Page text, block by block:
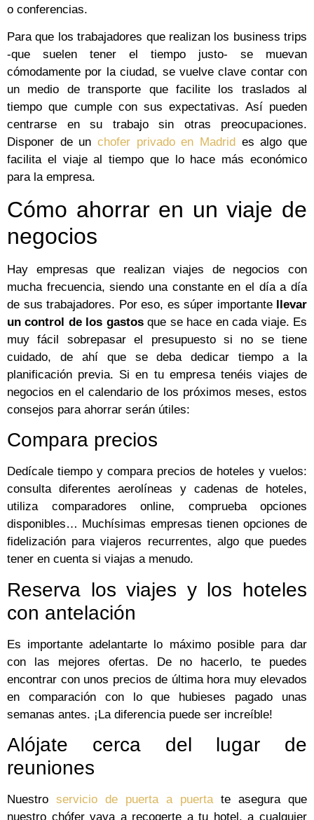
o conferencias.
Para que los trabajadores que realizan los business trips
-que suelen tener el tiempo justo- se muevan
cómodamente por la ciudad, se vuelve clave contar con
un medio de transporte que facilite los traslados al
tiempo que cumple con sus expectativas. Así pueden
centrarse en su trabajo sin otras preocupaciones.
Disponer de un chofer privado en Madrid es algo que
facilita el viaje al tiempo que lo hace más económico
para la empresa.
Cómo ahorrar en un viaje de
negocios
Hay empresas que realizan viajes de negocios con
mucha frecuencia, siendo una constante en el día a día
de sus trabajadores. Por eso, es súper importante llevar
un control de los gastosque se hace en cada viaje. Es
muy fácil sobrepasar el presupuesto si no se tiene
cuidado, de ahí que se deba dedicar tiempo a la
planificación previa. Si en tu empresa tenéis viajes de
negocios en el calendario de los próximos meses, estos
consejos para ahorrar serán útiles:
Compara precios
Dedícale tiempo y compara precios de hoteles y vuelos:
consulta diferentes aerolíneas y cadenas de hoteles,
utiliza comparadores online, comprueba opciones
disponibles… Muchísimas empresas tienen opciones de
fidelización para viajeros recurrentes, algo que puedes
tener en cuenta si viajas a menudo.
Reserva los viajes y los hoteles
con antelación
Es importante adelantarte lo máximo posible para dar
con las mejores ofertas. De no hacerlo, te puedes
encontrar con unos precios de última hora muy elevados
en comparación con lo que hubieses pagado unas
semanas antes. ¡La diferencia puede ser increíble!
Alójate cerca del lugar de
reuniones
Nuestro servicio de puerta a puertate asegura que
nuestro chófer vaya a recogerte a tu hotel, a cualquier